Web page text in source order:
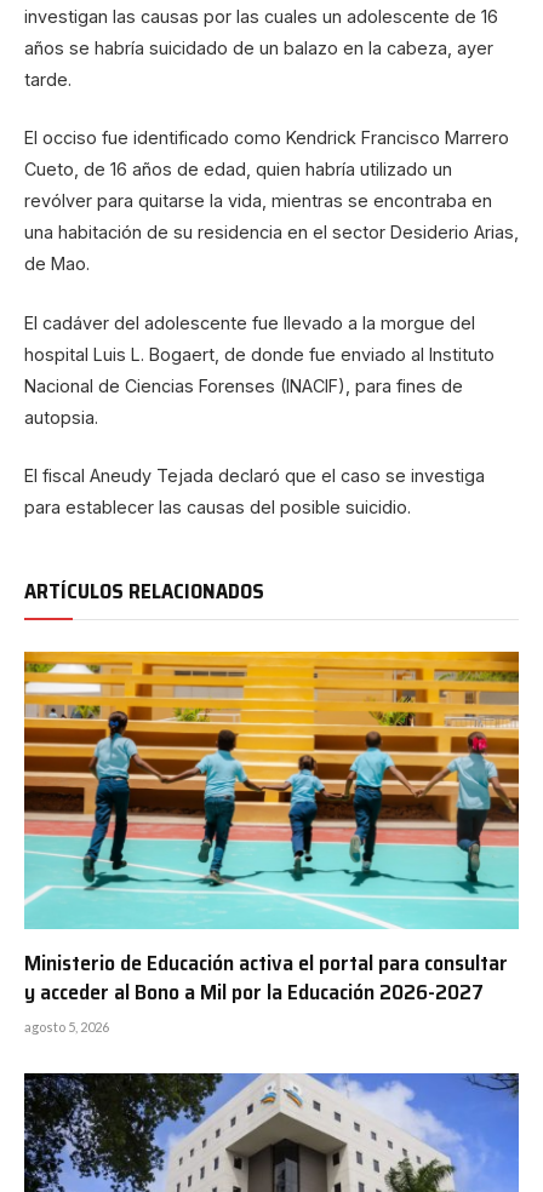
investigan las causas por las cuales un adolescente de 16
años se habría suicidado de un balazo en la cabeza, ayer
tarde.
El occiso fue identificado como Kendrick Francisco Marrero
Cueto, de 16 años de edad, quien habría utilizado un
revólver para quitarse la vida, mientras se encontraba en
una habitación de su residencia en el sector Desiderio Arias,
de Mao.
El cadáver del adolescente fue llevado a la morgue del
hospital Luis L. Bogaert, de donde fue enviado al Instituto
Nacional de Ciencias Forenses (INACIF), para fines de
autopsia.
El fiscal Aneudy Tejada declaró que el caso se investiga
para establecer las causas del posible suicidio.
ARTÍCULOS RELACIONADOS
Ministerio de Educación activa el portal para consultar
y acceder al Bono a Mil por la Educación 2026-2027
agosto 5, 2026